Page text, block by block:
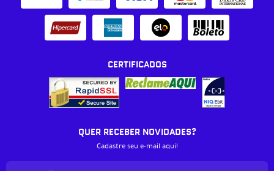
CERTIFICADOS
QUER RECEBER NOVIDADES?
Cadastre seu e-mail aqui!